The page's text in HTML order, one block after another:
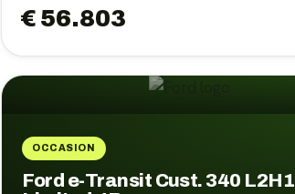
€ 56.803
OCCASION
Ford e-Transit Cust. 340 L2H1